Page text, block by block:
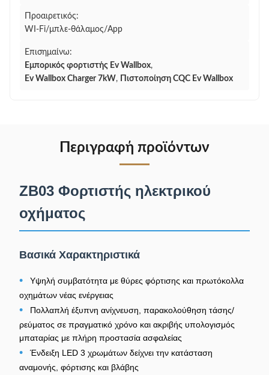
Προαιρετικός:
WI-Fi/μπλε-θάλαμος/App
Επισημαίνω:
Εμπορικός φορτιστής Ev Wallbox,
Ev Wallbox Charger 7kW, Πιστοποίηση CQC Ev Wallbox
Περιγραφή προϊόντων
ZB03 Φορτιστής ηλεκτρικού
οχήματος
Βασικά Χαρακτηριστικά
•
Υψηλή συμβατότητα με θύρες φόρτισης και πρωτόκολλα
οχημάτων νέας ενέργειας
•
Πολλαπλή έξυπνη ανίχνευση, παρακολούθηση τάσης/
ρεύματος σε πραγματικό χρόνο και ακριβής υπολογισμός
μπαταρίας με πλήρη προστασία ασφαλείας
•
Ένδειξη LED 3 χρωμάτων δείχνει την κατάσταση
αναμονής, φόρτισης και βλάβης